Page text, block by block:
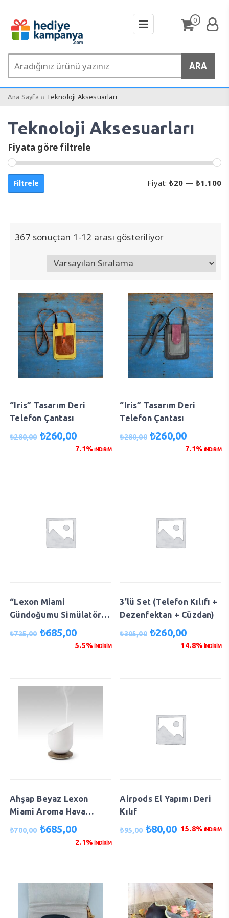
0
Ana Sayfa ›› Teknoloji Aksesuarları
Teknoloji Aksesuarları
Fiyata göre filtrele
Filtrele Fiyat: ₺20 — ₺1.100
367 sonuçtan 1-12 arası gösteriliyor
“Iris” Tasarım Deri
Telefon Çantası
₺280,00 Orijinal
₺260,00Şu
andaki
7.1% İNDİRİM
“Iris” Tasarım Deri
Telefon Çantası
₺280,00 Orijinal
₺260,00Şu
andaki
7.1% İNDİRİM
“Lexon Miami
Gündoğumu Simülatörlü
Alarm Saat Beyaz/Ahşap
LR146DWD”
₺725,00 Orijinal
₺685,00Şu
andaki
5.5% İNDİRİM
3’lü Set (Telefon Kılıfı +
Dezenfektan + Cüzdan)
₺305,00 Orijinal
₺260,00Şu
andaki
14.8% İNDİRİM
Ahşap Beyaz Lexon
Miami Aroma Hava
Difüzörü
₺700,00 Orijinal
₺685,00Şu
andaki
2.1% İNDİRİM
Airpods El Yapımı Deri
Kılıf
₺95,00 Orijinal
₺80,00Şu
15.8% İNDİRİM